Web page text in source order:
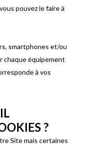
pouvez le faire à
smartphones et/ou
chaque équipement
à vos
?
Site mais certaines